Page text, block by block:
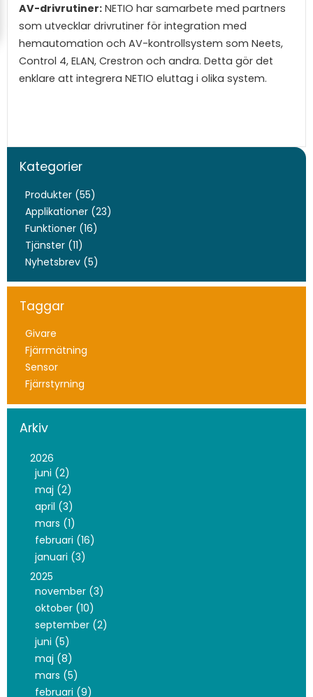
AV-drivrutiner: NETIO har samarbete med partners
som utvecklar drivrutiner för integration med
hemautomation och AV-kontrollsystem som Neets,
Control 4, ELAN, Crestron och andra. Detta gör det
enklare att integrera NETIO eluttag i olika system.
Kategorier
Produkter (55)
Applikationer (23)
Funktioner (16)
Tjänster (11)
Nyhetsbrev (5)
Taggar
Givare
Fjärrmätning
Sensor
Fjärrstyrning
Arkiv
2026
juni (2)
maj (2)
april (3)
mars (1)
februari (16)
januari (3)
2025
november (3)
oktober (10)
september (2)
juni (5)
maj (8)
mars (5)
februari (9)